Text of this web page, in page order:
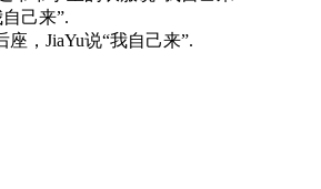
己来”.
座，JiaYu说“我自己来”.